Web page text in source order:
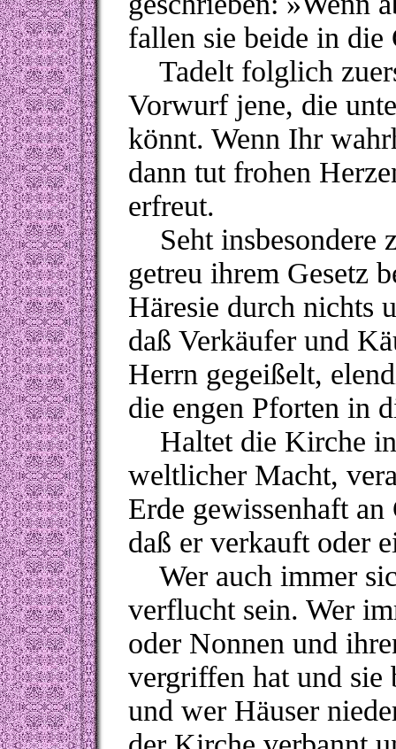
fallen sie beide in die
Tadelt folglich
Vorwurf jene, die
könnt. Wenn Ihr
dann tut frohen
erfreut.
Seht insbesondere
getreu ihrem Gesetz
Häresie durch nichts
daß Verkäufer und
Herrn gegeißelt,
die engen Pforten in
Haltet die Kirche in
weltlicher Macht,
Erde gewissenhaft
daß er verkauft oder
Wer auch immer
verflucht sein. Wer
oder Nonnen und
vergriffen hat und sie
und wer Häuser